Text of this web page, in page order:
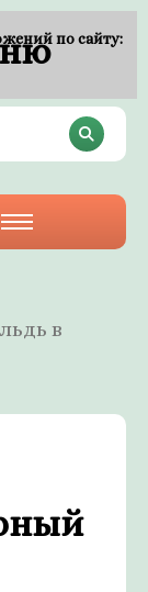
в
по сайту: